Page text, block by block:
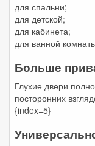
для спальни;
для детской;
для кабинета;
для ванной
Больше
Глухие двери
посторонних
{index=5}